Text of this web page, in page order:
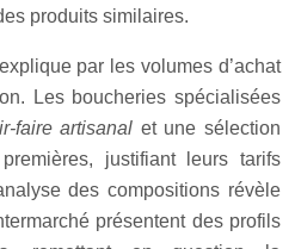
produits similaires.
par les volumes d’achat
Les boucheries spécialisées
faire artisanal et une sélection
justifiant leurs tarifs
des compositions révèle
présentent des profils